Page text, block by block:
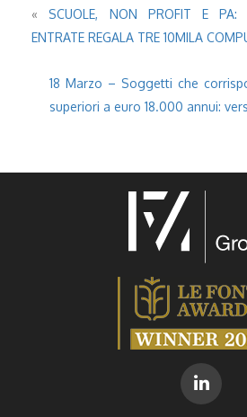
« SCUOLE, NON PROFIT E PA:
ENTRATE REGALA TRE 10MILA
18 Marzo – Soggetti che
superiori a euro 18.000 annui: